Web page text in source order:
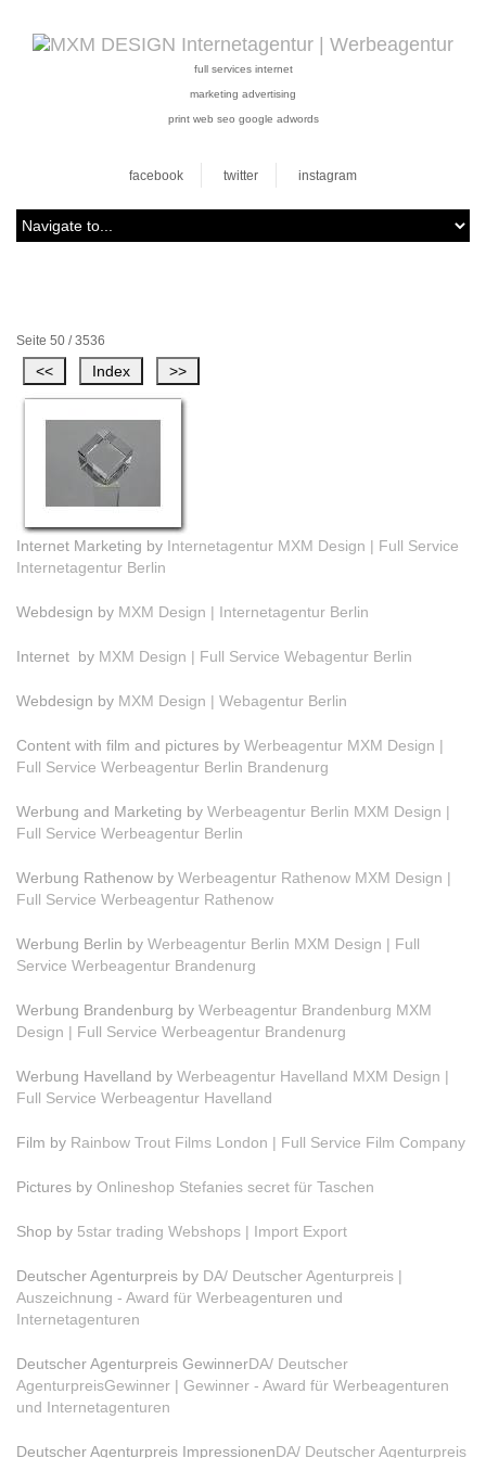
full services internet
marketing advertising
print web seo google adwords
facebook twitter instagram
Seite 50 / 3536
Internet Marketing by Internetagentur MXM Design | Full Service
Internetagentur Berlin
Webdesign by MXM Design | Internetagentur Berlin
Internet by MXM Design | Full Service Webagentur Berlin
Webdesign by MXM Design | Webagentur Berlin
Content with film and pictures by Werbeagentur MXM Design |
Full Service Werbeagentur Berlin Brandenurg
Werbung and Marketing by Werbeagentur Berlin MXM Design |
Full Service Werbeagentur Berlin
Werbung Rathenow by Werbeagentur Rathenow MXM Design |
Full Service Werbeagentur Rathenow
Werbung Berlin by Werbeagentur Berlin MXM Design | Full
Service Werbeagentur Brandenurg
Werbung Brandenburg by Werbeagentur Brandenburg MXM
Design | Full Service Werbeagentur Brandenurg
Werbung Havelland by Werbeagentur Havelland MXM Design |
Full Service Werbeagentur Havelland
Film by Rainbow Trout Films London | Full Service Film Company
Pictures by Onlineshop Stefanies secret für Taschen
Shop by 5star trading Webshops | Import Export
Deutscher Agenturpreis by DA/ Deutscher Agenturpreis |
Auszeichnung - Award für Werbeagenturen und
Internetagenturen
Deutscher Agenturpreis GewinnerDA/ Deutscher
AgenturpreisGewinner | Gewinner - Award für Werbeagenturen
und Internetagenturen
Deutscher Agenturpreis ImpressionenDA/ Deutscher Agenturpreis